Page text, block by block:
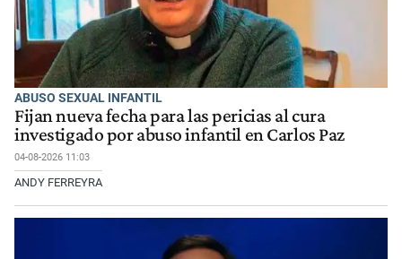
ABUSO SEXUAL INFANTIL
Fijan nueva fecha para las pericias al cura
investigado por abuso infantil en Carlos Paz
04-08-2026 11:03
ANDY FERREYRA